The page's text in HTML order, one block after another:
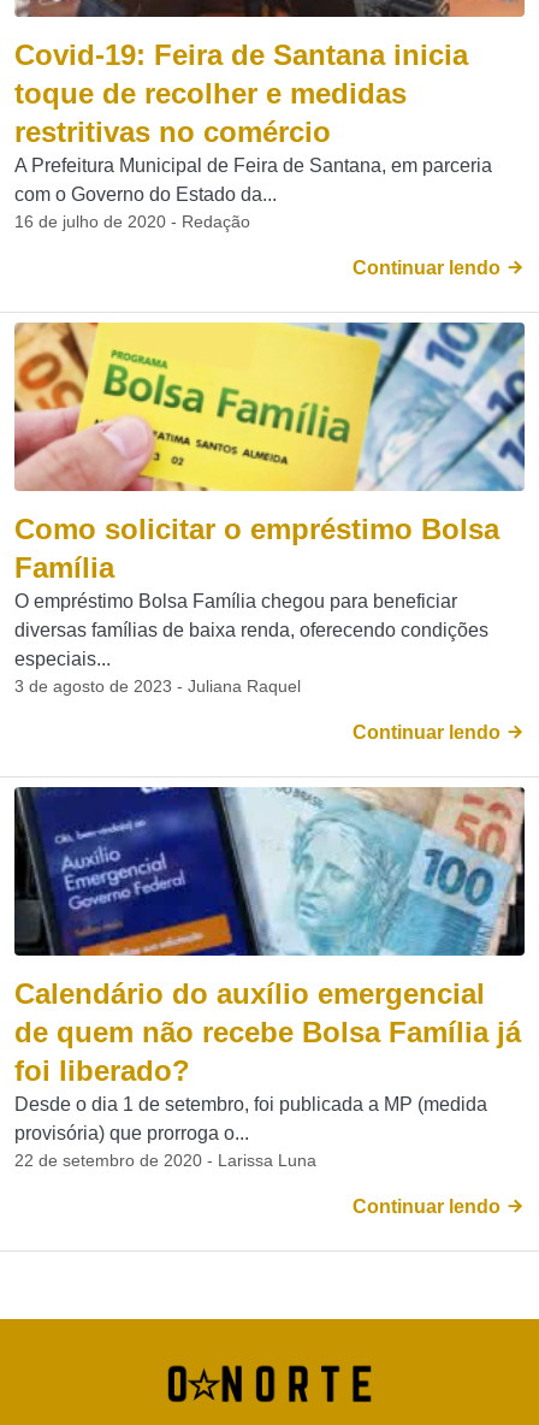
Covid-19: Feira de Santana inicia
toque de recolher e medidas
restritivas no comércio
A Prefeitura Municipal de Feira de Santana, em parceria
com o Governo do Estado da...
16 de julho de 2020 - Redação
Continuar lendo
Como solicitar o empréstimo Bolsa
Família
O empréstimo Bolsa Família chegou para beneficiar
diversas famílias de baixa renda, oferecendo condições
especiais...
3 de agosto de 2023 - Juliana Raquel
Continuar lendo
Calendário do auxílio emergencial
de quem não recebe Bolsa Família já
foi liberado?
Desde o dia 1 de setembro, foi publicada a MP (medida
provisória) que prorroga o...
22 de setembro de 2020 - Larissa Luna
Continuar lendo